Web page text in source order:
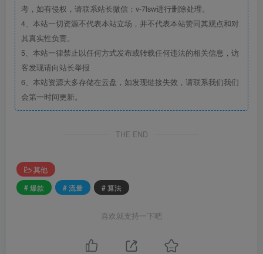
考，如有侵权，请联系站长微信：v-7lsw进行删除处理。
4、本站一切资源不代表本站立场，并不代表本站赞同其观点和对
其真实性负责。
5、本站一律禁止以任何方式发布或转载任何违法的相关信息，访
客发现请向站长举报
6、本站资源大多存储在云盘，如发现链接失效，请联系我们我们
会第一时间更新。
THE END
其他
# 爆款
# 流量 # 算法
喜欢就支持一下吧